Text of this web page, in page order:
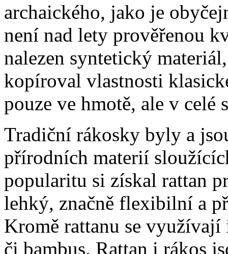
archaického, jako je
není nad lety prověřenou
nalezen syntetický
kopíroval vlastnosti
pouze ve hmotě, ale v celé
Tradiční rákosky byly a
přírodních materií
popularitu si získal rattan
lehký, značně flexibilní a
Kromě rattanu se
či bambus. Rattan i rákos